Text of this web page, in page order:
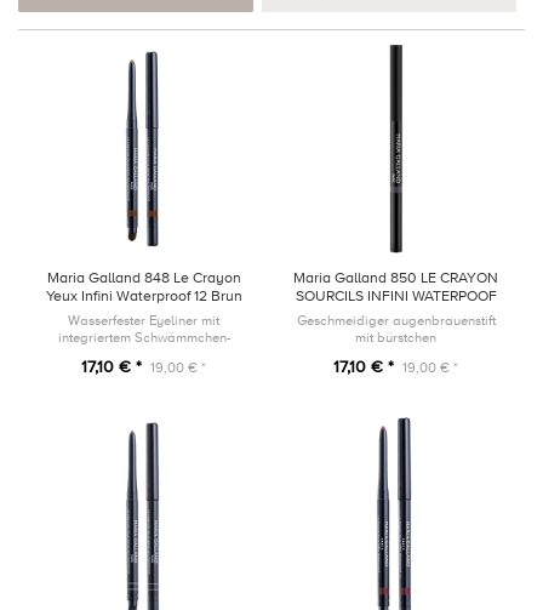
Maria Galland 848 Le Crayon
Yeux Infini Waterproof 12 Brun
Ambré
Wasserfester Eyeliner mit
integriertem Schwämmchen-
17,10 € * 19,00 € *
Maria Galland 850 LE CRAYON
SOURCILS INFINI WATERPOOF
12 Chatain
Geschmeidiger augenbrauenstift
mit bürstchen
17,10 € * 19,00 € *